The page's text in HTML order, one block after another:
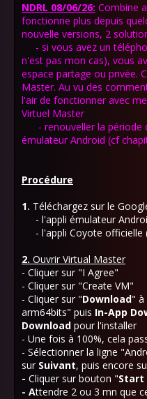
NDRL 08/06/26: Combine
fonctionne plus depuis
nouvelle versions, 2
- si vous avez un
n'est pas mon cas), vous
espace partage ou privée.
Master. Au vu des
l'air de fonctionner avec
Virtuel Master
- renouveller la période
émulateur Android (cf
Procédure
1. Téléchargez sur le
- l'appli émulateur
- l'appli Coyote officielle
2. Ouvrir Virtual Master
- Cliquer sur "I Agree"
- Cliquer sur "Create VM"
- Cliquer sur "Download" à
arm64bits" puis In-App
Download pour l'installer
- Une fois à 100%, cela
- Sélectionner la ligne
sur Suivant, puis encore
- Cliquer sur bouton "Start
- Attendre 2 ou 3 mn que